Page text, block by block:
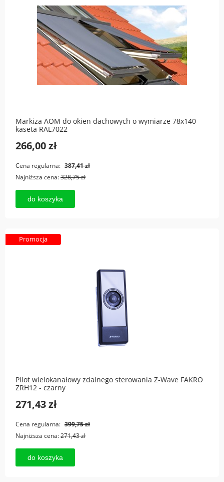
Markiza AOM do okien dachowych o wymiarze 78x140
kaseta RAL7022
266,00 zł
Cena regularna: 387,41 zł
Najniższa cena:328,75 zł
do koszyka
Pilot wielokanałowy zdalnego sterowania Z-Wave FAKRO
ZRH12 - czarny
271,43 zł
Cena regularna: 399,75 zł
Najniższa cena:271,43 zł
do koszyka
Promocja